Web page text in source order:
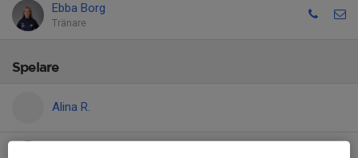
Ebba Borg
Tränare
Spelare
Alina R.